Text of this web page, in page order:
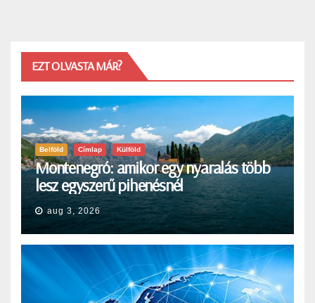
EZT OLVASTA MÁR?
Belföld Címlap Külföld
Montenegró: amikor egy nyaralás több
lesz egyszerű pihenésnél
aug 3, 2026